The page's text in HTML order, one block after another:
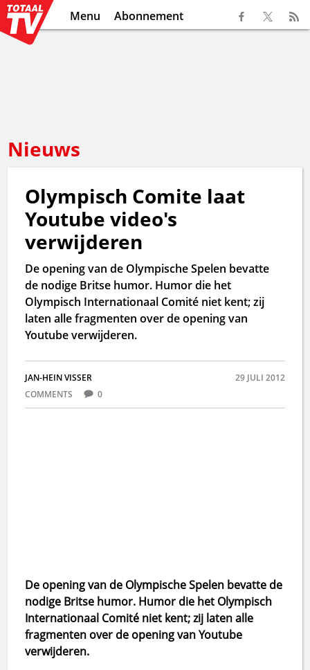
Menu Abonnement
Nieuws
Olympisch Comite laat
Youtube video's
verwijderen
De opening van de Olympische Spelen bevatte
de nodige Britse humor. Humor die het
Olympisch Internationaal Comité niet kent; zij
laten alle fragmenten over de opening van
Youtube verwijderen.
JAN-HEIN VISSER
29 JULI 2012
COMMENTS
0
De opening van de Olympische Spelen bevatte de
nodige Britse humor. Humor die het Olympisch
Internationaal Comité niet kent; zij laten alle
fragmenten over de opening van Youtube
verwijderen.